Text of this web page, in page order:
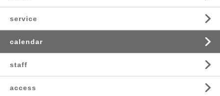
service
calendar
staff
access